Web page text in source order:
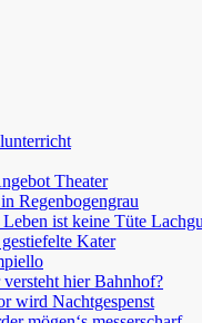
Theater
Regenbogengrau
ist keine Tüte
Kater
hier Bahnhof?
wird Nachtgespenst